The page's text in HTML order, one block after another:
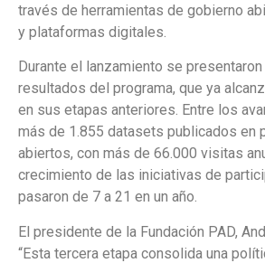
través de herramientas de gobierno
y plataformas digitales.
Durante el lanzamiento se
resultados del programa, que ya
en sus etapas anteriores. Entre los
más de 1.855 datasets publicados en
abiertos, con más de 66.000 visitas
crecimiento de las iniciativas de
pasaron de 7 a 21 en un año.
El presidente de la Fundación PAD,
“Esta tercera etapa consolida una